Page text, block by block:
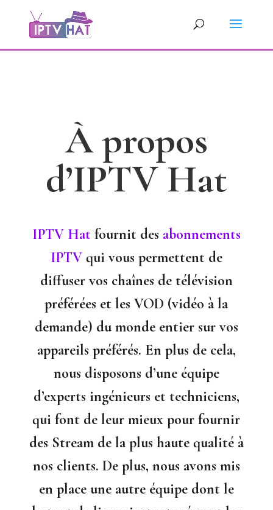
À propos
d’IPTV Hat
IPTV Hatfournit des abonnements
IPTVqui vous permettent de
diffuser vos chaînes de télévision
préférées et les VOD (vidéo à la
demande) du monde entier sur vos
appareils préférés. En plus de cela,
nous disposons d’une équipe
d’experts ingénieurs et techniciens,
qui font de leur mieux pour fournir
des Stream de la plus haute qualité à
nos clients. De plus, nous avons mis
en place une autre équipe dont le